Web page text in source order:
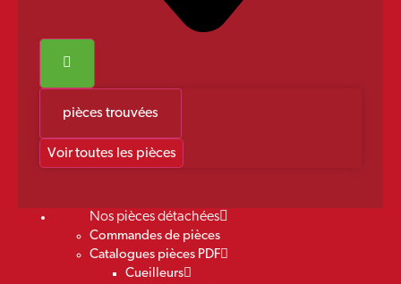
pièces trouvées
Voir toutes les pièces
Nos pièces détachées
Commandes de pièces
Catalogues pièces PDF
Cueilleurs